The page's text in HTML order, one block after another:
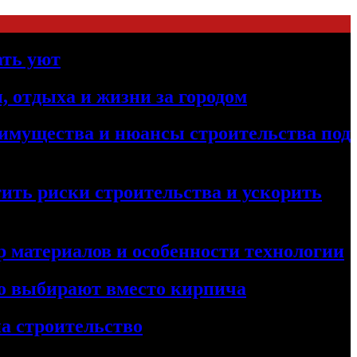
уют
отдыха и жизни за городом
и нюансы строительства под
риски строительства и ускорить
и особенности технологии
выбирают вместо кирпича
строительство